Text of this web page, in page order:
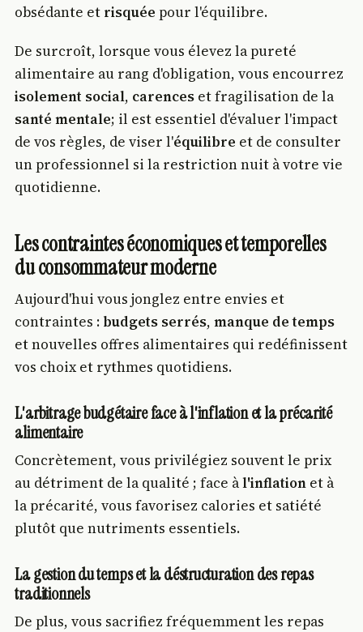
obsédante et risquée pour l'équilibre.
De surcroît, lorsque vous élevez la pureté
alimentaire au rang d'obligation, vous encourrez
isolement social, carences et fragilisation de la
santé mentale; il est essentiel d'évaluer l'impact
de vos règles, de viser l'équilibre et de consulter
un professionnel si la restriction nuit à votre vie
quotidienne.
Les contraintes économiques et temporelles
du consommateur moderne
Aujourd'hui vous jonglez entre envies et
contraintes : budgets serrés,manque de temps
et nouvelles offres alimentaires qui redéfinissent
vos choix et rythmes quotidiens.
L'arbitrage budgétaire face à l'inflation et la précarité
alimentaire
Concrètement, vous privilégiez souvent le prix
au détriment de la qualité ; face àl'inflation et à
la précarité, vous favorisez calories et satiété
plutôt que nutriments essentiels.
La gestion du temps et la déstructuration des repas
traditionnels
De plus, vous sacrifiez fréquemment les repas